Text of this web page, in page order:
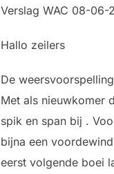
Verslag WAC 08-06-
Hallo zeilers
De
Met als nieuwkomer
spik en span bij .
bijna een
eerst volgende boei